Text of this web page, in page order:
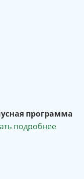
программа
подробнее